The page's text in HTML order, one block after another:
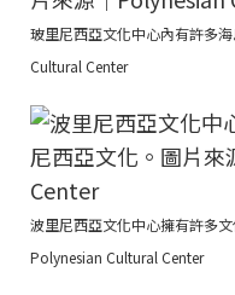
玻里尼西亞文化中心內有許多
Cultural Center
波里尼西亞文化中心擁有許多
Polynesian Cultural Center